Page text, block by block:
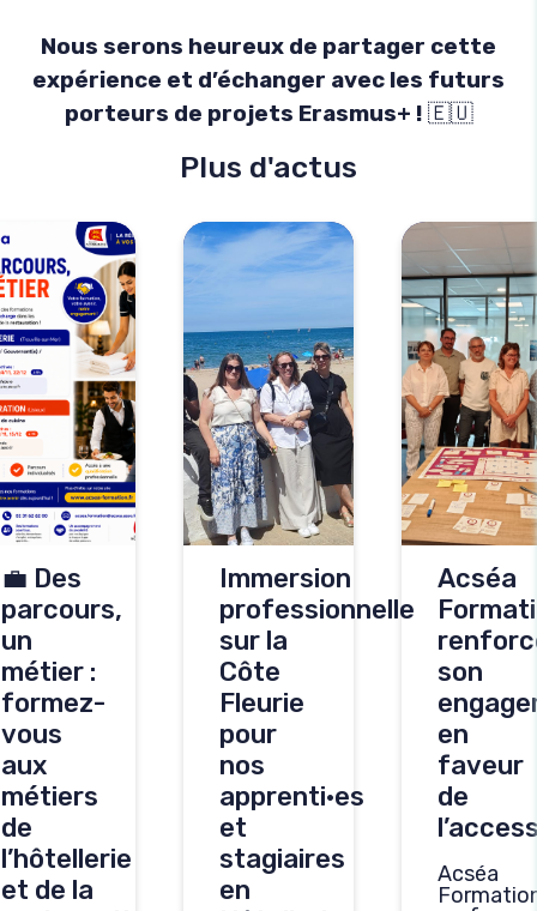
Nous serons heureux de partager cette
expérience et d’échanger avec les futurs
porteurs de projets Erasmus+ !🇪🇺
Plus d'actus
💼 Des
parcours,
un
métier :
formez-
vous
aux
métiers
de
l’hôtellerie
et de la
Immersion
professionnelle
sur la
Côte
Fleurie
pour
nos
apprenti·es
et
stagiaires
en
Acséa
son
en
faveur
de
Acséa